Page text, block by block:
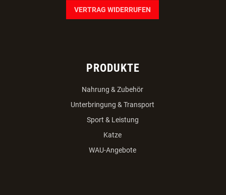
VERTRAG WIDERRUFEN
PRODUKTE
Nahrung & Zubehör
Unterbringung & Transport
Sport & Leistung
Katze
WAU-Angebote